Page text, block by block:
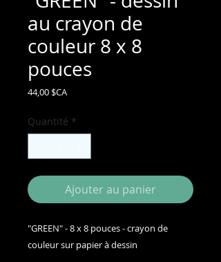
au crayon de
couleur 8 x 8
pouces
44,00 $CAPrix
Quantité *
Ajouter au panier
"GREEN" - 8 x 8 pouces - crayon de
couleur sur papier à dessin